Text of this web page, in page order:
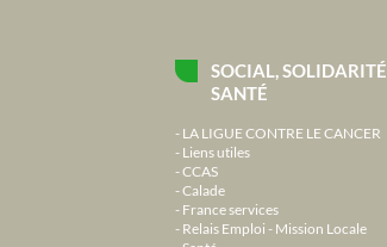
SOCIAL, SOLIDARITÉ
SANTÉ
LA LIGUE CONTRE LE CANCER
Liens utiles
CCAS
Calade
France services
Relais Emploi - Mission Locale